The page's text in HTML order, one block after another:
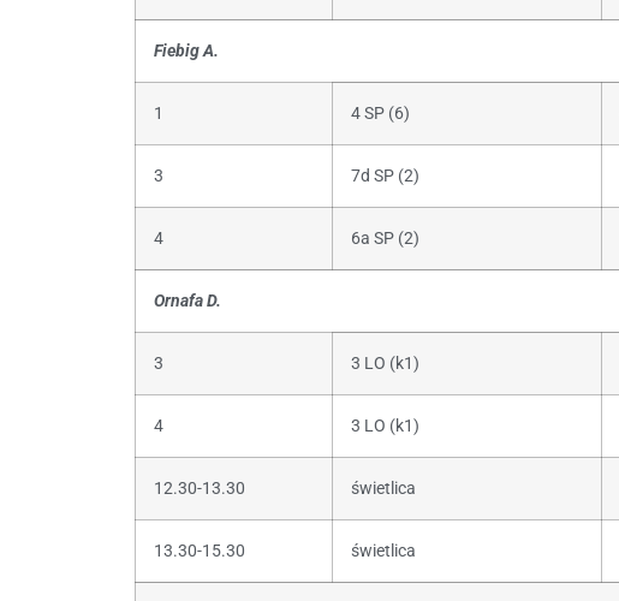
Fiebig A.
1 4 SP (6)
3 7d SP (2)
4 6a SP (2)
Ornafa D.
3 3 LO (k1)
4 3 LO (k1)
12.30-13.30 świetlica
13.30-15.30 świetlica